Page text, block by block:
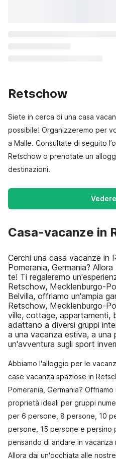
Retschow
Siete in cerca di una casa
possibile! Organizzeremo per
a Malle. Consultate di seguito
Retschow o prenotate un
destinazioni.
Casa-vacanze in
Cerchi una casa vacanze in
Pomerania, Germania?
te! Ti regaleremo
Retschow, Mecklenburgo-
Belvilla, offriamo un'ampia
Retschow, Mecklenburgo-
ville, cottage, appartamenti,
adattano a diversi gruppi
a una vacanza estiva, a una
un'avventura sugli sport
Abbiamo l'alloggio per le
case vacanza spaziose in
Pomerania, Germania?
proprietà ideali per gruppi
per 6 persone, 8 persone, 10
persone, 15 persone e persino
pensando di andare in vacanza
Allora dai un'occhiata alle